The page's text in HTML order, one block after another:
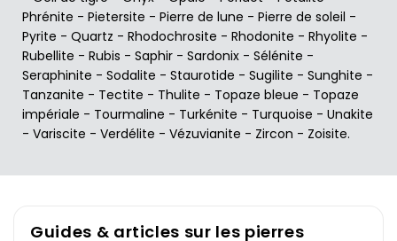
Phrénite - Pietersite - Pierre de lune - Pierre de soleil -
Pyrite - Quartz - Rhodochrosite - Rhodonite - Rhyolite -
Rubellite - Rubis - Saphir - Sardonix - Sélénite -
Seraphinite - Sodalite - Staurotide - Sugilite - Sunghite -
Tanzanite - Tectite - Thulite - Topaze bleue - Topaze
impériale - Tourmaline - Turkénite - Turquoise - Unakite
- Variscite - Verdélite - Vézuvianite - Zircon - Zoisite.
Guides & articles sur les pierres